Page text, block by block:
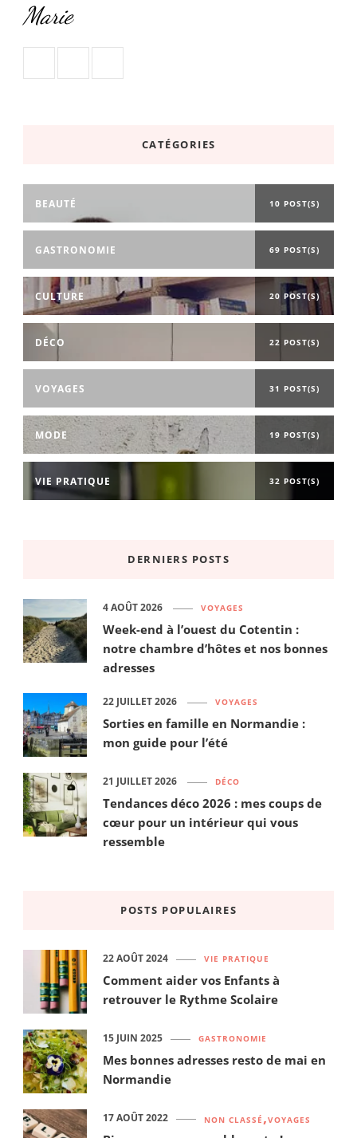
Marie
CATÉGORIES
BEAUTÉ 10 POST(S)
GASTRONOMIE 69 POST(S)
CULTURE 20 POST(S)
DÉCO 22 POST(S)
VOYAGES 31 POST(S)
MODE 19 POST(S)
VIE PRATIQUE 32 POST(S)
DERNIERS POSTS
VOYAGES
Week-end à l’ouest du Cotentin :
notre chambre d’hôtes et nos bonnes
adresses
4 AOÛT 2026
VOYAGES
Sorties en famille en Normandie :
mon guide pour l’été
22 JUILLET 2026
DÉCO
Tendances déco 2026 : mes coups de
cœur pour un intérieur qui vous
ressemble
21 JUILLET 2026
POSTS POPULAIRES
VIE PRATIQUE
Comment aider vos Enfants à
retrouver le Rythme Scolaire
22 AOÛT 2024
GASTRONOMIE
Mes bonnes adresses resto de mai en
Normandie
15 JUIN 2025
NON CLASSÉ VOYAGES
17 AOÛT 2022